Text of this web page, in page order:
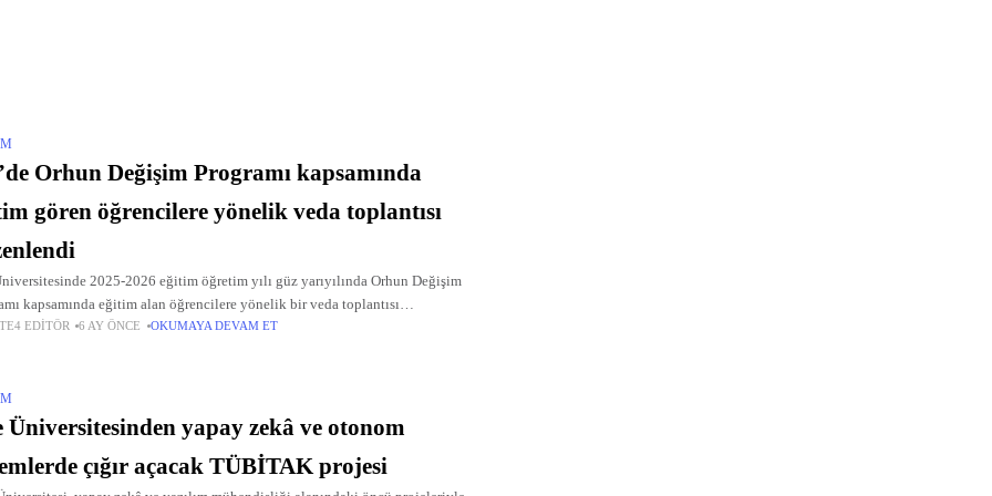
Orhun Değişim Programı kapsamında
gören öğrencilere yönelik veda toplantısı
2025-2026 eğitim öğretim yılı güz yarıyılında Orhun Değişim
kapsamında eğitim alan öğrencilere yönelik bir veda toplantısı
EDITÖR 6 AY ÖNCE OKUMAYA DEVAM ET
Üniversitesinden yapay zekâ ve otonom
çığır açacak TÜBİTAK projesi